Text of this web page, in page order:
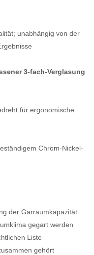
unabhängig von der
3-fach-Verglasung
für ergonomische
Chrom-Nickel-
der Garraumkapazität
gegart werden
Liste
gehört